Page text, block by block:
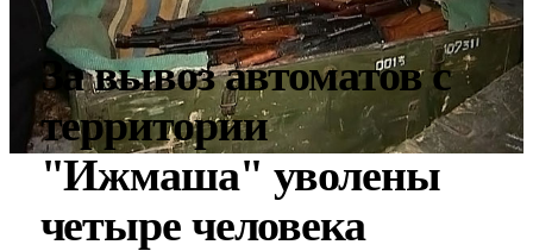
За вывоз автоматов с
территории
"Ижмаша" уволены
четыре человека